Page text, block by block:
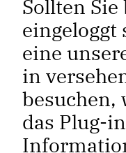
Sollten Sie
eingeloggt
eine
in
besuchen,
das Plug-